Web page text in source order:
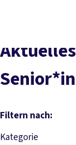
Filtern nach:
Kategorie